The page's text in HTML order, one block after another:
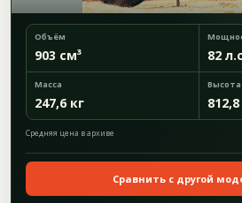
Объём
903 см³ 82
Масса
247,6 кг
Высота
Средняя цена в архиве
Сравнить с другой